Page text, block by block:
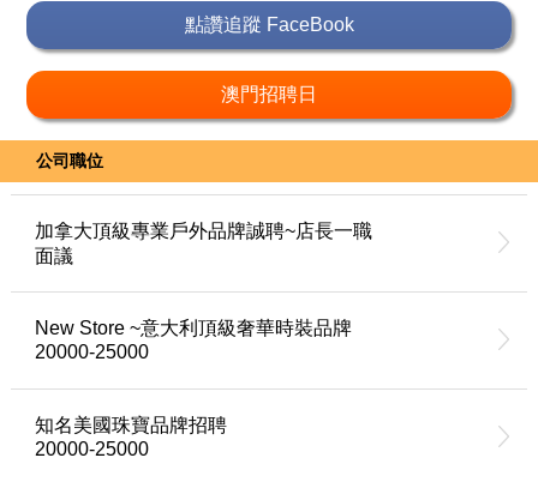
點讚追蹤 FaceBook
澳門招聘日
公司職位
加拿大頂級專業戶外品牌誠聘~店長一職
面議
New Store ~意大利頂級奢華時裝品牌
20000-25000
知名美國珠寶品牌招聘
20000-25000